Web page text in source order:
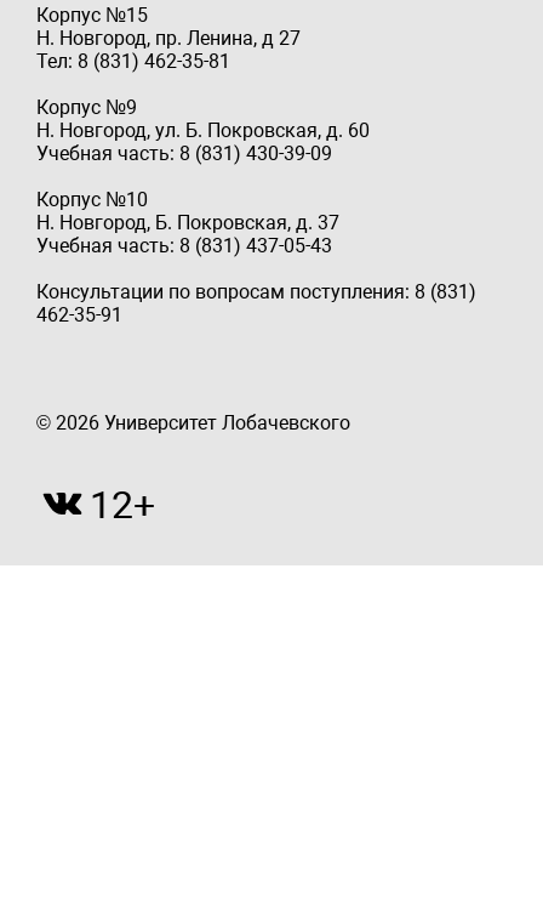
Корпус №15
Н. Новгород, пр. Ленина, д 27
Тел: 8 (831) 462-35-81
Корпус №9
Н. Новгород, ул. Б. Покровская, д. 60
Учебная часть: 8 (831) 430-39-09
Корпус №10
Н. Новгород, Б. Покровская, д. 37
Учебная часть: 8 (831) 437-05-43
Консультации по вопросам поступления: 8 (831)
462-35-91
© 2026 Университет Лобачевского
12+